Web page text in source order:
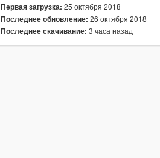
Первая загрузка: 25 октября 2018
Последнее обновление: 26 октября 2018
Последнее скачивание: 3 часа назад